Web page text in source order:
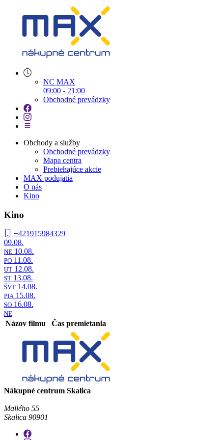
NC MAX
09:00 - 21:00
Obchodné prevádzky
Obchody a služby
Obchodné prevádzky
Mapa centra
Prebiehajúce akcie
MAX podujatia
O nás
Kino
Kino
+421915984329
09.08.
NE 10.08.
PO 11.08.
UT 12.08.
ST 13.08.
ŠVT 14.08.
PIA 15.08.
SO 16.08.
NE
Názov filmu Čas premietania
Nákupné centrum Skalica
Mallého 55
Skalica 90901